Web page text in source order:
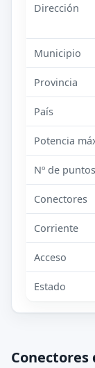
Dirección
Municipio
Provincia
País
Potencia
Nº de puntos
Conectores
Corriente
Acceso
Estado